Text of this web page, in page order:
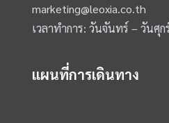
marketing@leoxia.co.th
เวลาทำการ: วันจันทร์ – วันศุ
แผนที่การเดินทาง